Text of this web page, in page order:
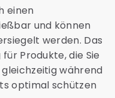
einen
und können
werden. Das
Produkte, die Sie
während
optimal schützen